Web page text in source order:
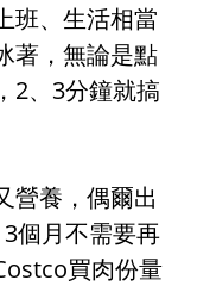
班、生活相當
著，無論是點
2、3分鐘就搞
營養，偶爾出
個月不需要再
買肉份量